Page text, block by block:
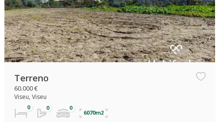
Terreno
60.000 €
Viseu, Viseu
6070m2